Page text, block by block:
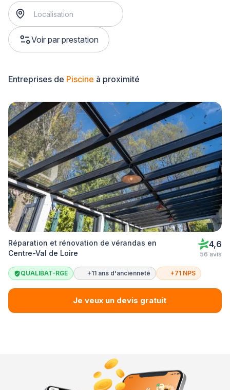
Voir par prestation
Entreprises de Piscine à proximité
Réparation et rénovation de vérandas en
Centre-Val de Loire
4,6
56 avis
QUALIBAT-RGE +11 ans d'ancienneté +71 NPS
Je veux un devis gratuit